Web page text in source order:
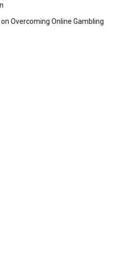
Overcoming Online Gambling